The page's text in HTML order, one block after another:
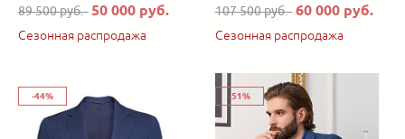
89 500 руб. 50 000 руб.
Сезонная распродажа
107 500 руб. 60 000 руб.
Сезонная распродажа
-44% -51%